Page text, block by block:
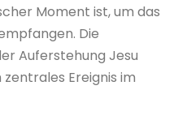
Moment ist, um das
Die
Auferstehung Jesu
Ereignis im